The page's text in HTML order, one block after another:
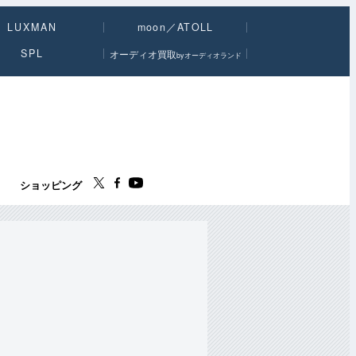
LUXMAN
moon／ATOLL
SPL
オーディオ買取byオーディオランド
ショッピング